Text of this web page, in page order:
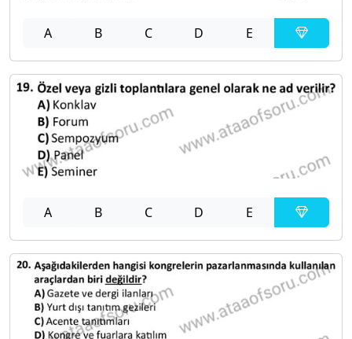
A B C D E
A B C D E